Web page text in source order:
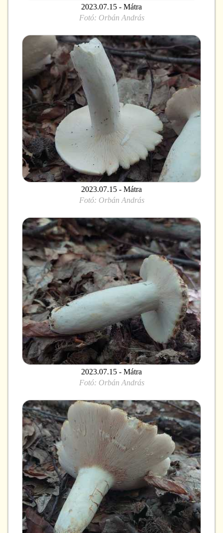
2023.07.15 - Mátra
Fotó: Orbán András
2023.07.15 - Mátra
Fotó: Orbán András
2023.07.15 - Mátra
Fotó: Orbán András